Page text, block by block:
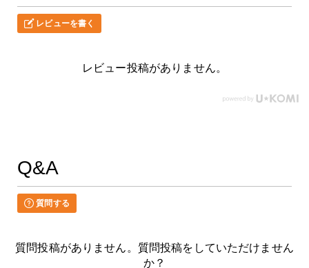
レビューを書く
レビュー投稿がありません。
Q&A
質問する
質問投稿がありません。質問投稿をしていただけません
か？